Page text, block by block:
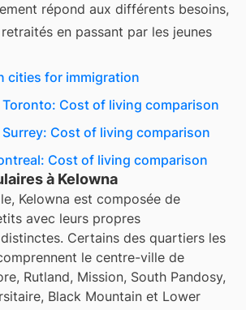
répond aux différents besoins,
en passant par les jeunes
cities for immigration
Cost of living comparison
Cost of living comparison
Cost of living comparison
à Kelowna
Kelowna est composée de
avec leurs propres
Certains des quartiers les
le centre-ville de
Rutland, Mission, South Pandosy,
Black Mountain et Lower